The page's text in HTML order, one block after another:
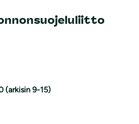
(arkisin 9-15)